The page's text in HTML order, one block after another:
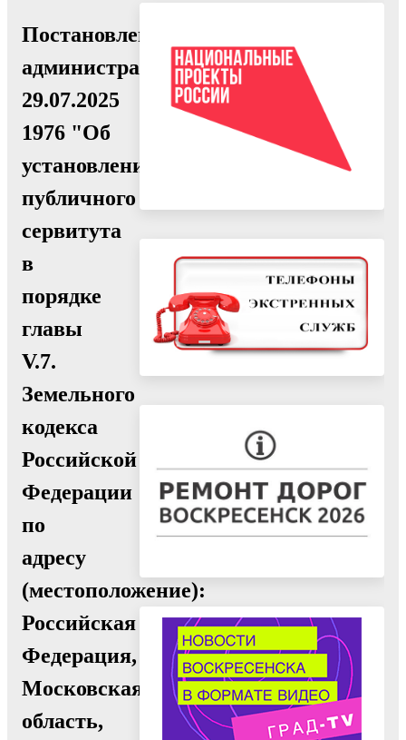
Постановление
администрации
29.07.2025
1976 "Об
установлении
публичного
сервитута
в
порядке
главы
V.7.
Земельного
кодекса
Российской
Федерации
по
адресу
(местоположение):
Российская
Федерация,
Московская
область,